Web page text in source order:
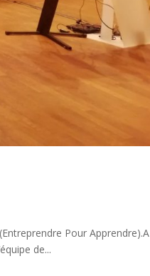
Pour Apprendre).A
de...